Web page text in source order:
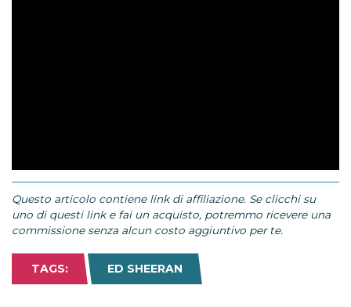
Questo articolo contiene link di affiliazione. Se clicchi su
uno di questi link e fai un acquisto, potremmo ricevere una
commissione senza alcun costo aggiuntivo per te.
TAGS: ED SHEERAN